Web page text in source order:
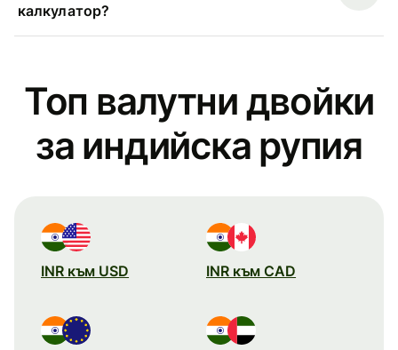
калкулатор?
Топ валутни двойки
за индийска рупия
INR към USD INR към CAD